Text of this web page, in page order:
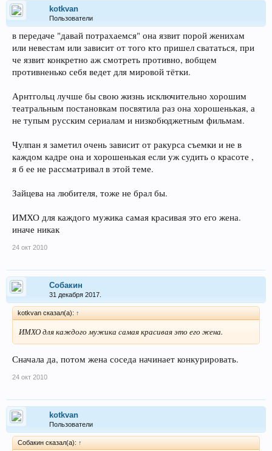
kotkvan
Пользователи
в передаче "давай потрахаемся" она язвит порой женихам
или невестам или зависит от того кто пришел свататься, при
че язвит конкретно аж смотреть противно, вобщем
противненько себя ведет для мировой тётки.
Арнтгольц лучше бы свою жизнь исключительно хорошим
театральным постановкам посвятила раз она хорошенькая, а
не тупым русским сериалам и низкобюджетным фильмам.
Чулпан я заметил очень зависит от ракурса съемки и не в
каждом кадре она и хорошенькая если уж судить о красоте ,
я б ее не рассматривал в этой теме.
Зайцева на любителя, тоже не брал бы.
ИМХО для каждого мужика самая красивая это его жена.
иначе никак
24 окт 2010
Собакин
31 декабря 2017.
kotkvan сказал(а): ↑
ИМХО для каждого мужика самая красивая это его жена.
Сначала да, потом жена соседа начинает конкурировать.
24 окт 2010
kotkvan
Пользователи
Собакин сказал(а): ↑